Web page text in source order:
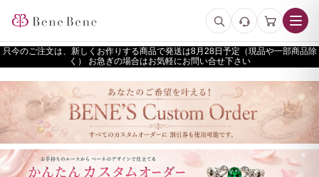
只今のご注文は、新しくお作りする商品で発送は
予定（現品や一部商品除
く） お急ぎの場合はお気軽にお問い合せ下さい